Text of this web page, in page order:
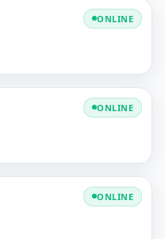
ONLINE
ONLINE
ONLINE